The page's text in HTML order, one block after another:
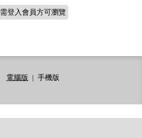
需登入會員方可瀏覽
電腦版 | 手機版